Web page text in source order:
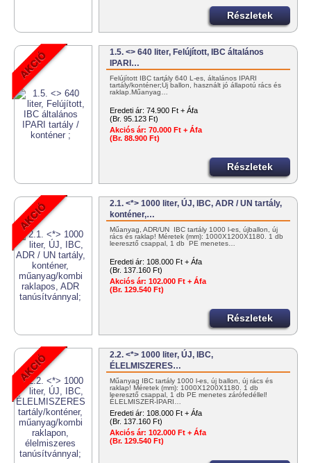
Részletek
1.5. <> 640 liter, Felújított, IBC általános
IPARI…
Felújított IBC tartály 640 L-es, általános IPARI
tartály/konténer;Új ballon, használt jó állapotú rács és
raklap.Műanyag…
Eredeti ár: 74.900 Ft + Áfa
(Br. 95.123 Ft)
Akciós ár: 70.000 Ft + Áfa
(Br. 88.900 Ft)
Részletek
2.1. <*> 1000 liter, ÚJ, IBC, ADR / UN tartály,
konténer,…
Műanyag, ADR/UN IBC tartály 1000 l-es, újballon, új
rács és raklap! Méretek (mm): 1000X1200X1180. 1 db
leeresztő csappal, 1 db PE menetes…
Eredeti ár: 108.000 Ft + Áfa
(Br. 137.160 Ft)
Akciós ár: 102.000 Ft + Áfa
(Br. 129.540 Ft)
Részletek
2.2. <*> 1000 liter, ÚJ, IBC,
ÉLELMISZERES…
Műanyag IBC tartály 1000 l-es, új ballon, új rács és
raklap! Méretek (mm): 1000X1200X1180. 1 db
leeresztő csappal, 1 db PE menetes zárófedéllel!
ÉLELMISZER-IPARI…
Eredeti ár: 108.000 Ft + Áfa
(Br. 137.160 Ft)
Akciós ár: 102.000 Ft + Áfa
(Br. 129.540 Ft)